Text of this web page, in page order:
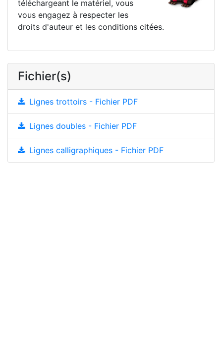
téléchargeant le matériel, vous
vous engagez à respecter les
droits d'auteur et les conditions citées.
Fichier(s)
Lignes trottoirs - Fichier PDF
Lignes doubles - Fichier PDF
Lignes calligraphiques - Fichier PDF